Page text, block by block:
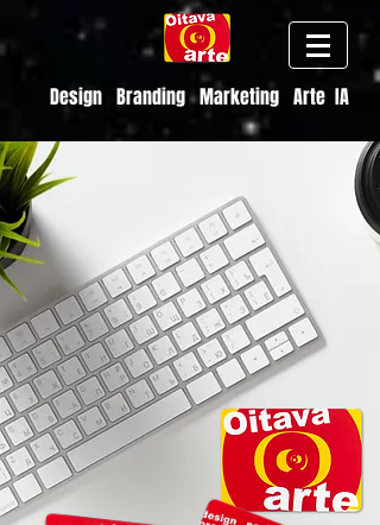
Design Branding Marketing Arte IA